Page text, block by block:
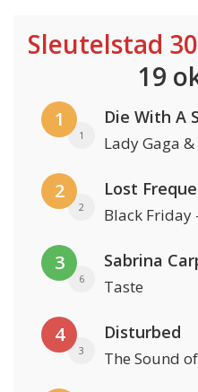
Sleutelstad 30
19
1
1
Die With A
Lady Gaga
2
2
Lost
Black Friday
3
6
Sabrina
Taste
4
3
Disturbed
The Sound